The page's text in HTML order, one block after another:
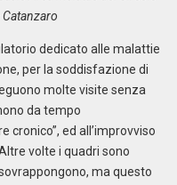
dedicato alle malattie
per la soddisfazione di
molte visite senza
da tempo
cronico”, ed all’improvviso
volte i quadri sono
ma questo